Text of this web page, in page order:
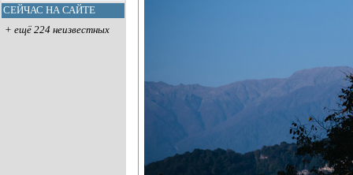
СЕЙЧАС НА САЙТЕ
+ ещё 224 неизвестных